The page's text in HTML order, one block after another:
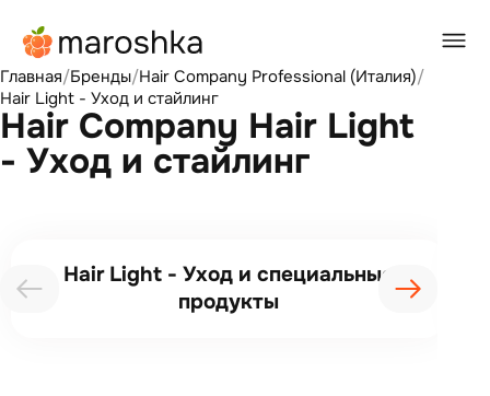
Главная/Бренды/Hair Company Professional (Италия)/
Hair Light - Уход и стайлинг
Hair Company Hair Light
- Уход и стайлинг
Hair Light - Уход и специальные
продукты